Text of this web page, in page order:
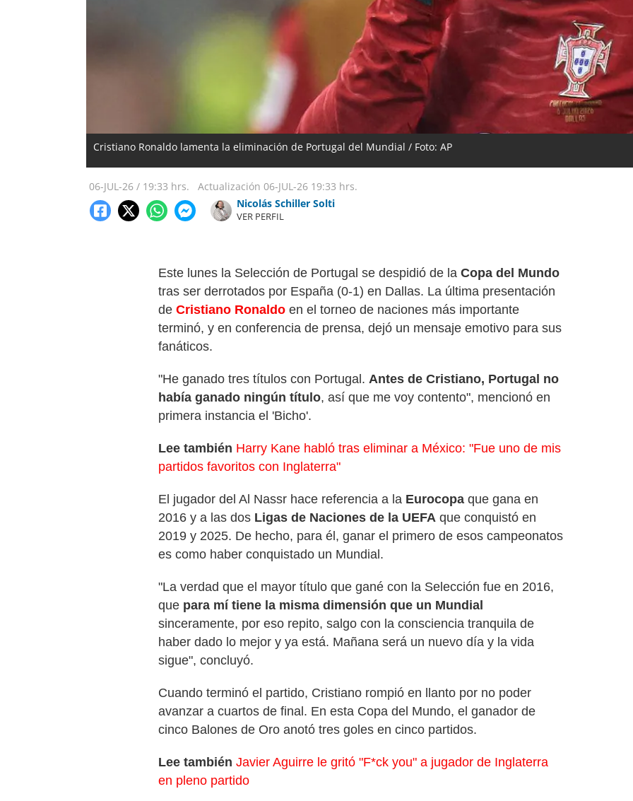
Cristiano Ronaldo lamenta la eliminación de Portugal del Mundial / Foto: AP
06-JUL-26 / 19:33 hrs. Actualización 06-JUL-26 19:33 hrs.
Nicolás Schiller Solti
VER PERFIL
Este lunes la Selección de Portugal se despidió de la Copa del Mundo
tras ser derrotados por España (0-1) en Dallas. La última presentación
de Cristiano Ronaldo en el torneo de naciones más importante
terminó, y en conferencia de prensa, dejó un mensaje emotivo para sus
fanáticos.
"He ganado tres títulos con Portugal. Antes de Cristiano, Portugal no
había ganado ningún título, así que me voy contento", mencionó en
primera instancia el 'Bicho'.
Lee también Harry Kane habló tras eliminar a México: "Fue uno de mis
partidos favoritos con Inglaterra"
El jugador del Al Nassr hace referencia a la Eurocopa que gana en
2016 y a las dos Ligas de Naciones de la UEFA que conquistó en
2019 y 2025. De hecho, para él, ganar el primero de esos campeonatos
es como haber conquistado un Mundial.
"La verdad que el mayor título que gané con la Selección fue en 2016,
que para mí tiene la misma dimensión que un Mundial
sinceramente, por eso repito, salgo con la consciencia tranquila de
haber dado lo mejor y ya está. Mañana será un nuevo día y la vida
sigue", concluyó.
Cuando terminó el partido, Cristiano rompió en llanto por no poder
avanzar a cuartos de final. En esta Copa del Mundo, el ganador de
cinco Balones de Oro anotó tres goles en cinco partidos.
Lee también Javier Aguirre le gritó "F*ck you" a jugador de Inglaterra
en pleno partido